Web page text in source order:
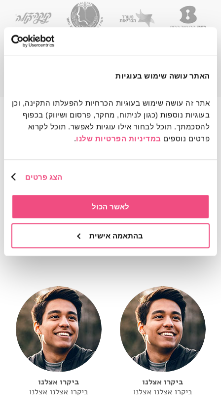
האתר עושה שימוש בעוגיות
פרטים נוספים במדיניות הפרטיות שלנו.
הצג פרטים
לאשר הכול
בהתאמה אישית
הצוות שלנו
ביקרו אצלנו
ביקרו אצלנו אצלנו
ביקרו אצלנו
ביקרו אצלנו אצלנו
ביקרו אצלנו
ביקרו אצלנו אצלנו
ביקרו אצלנו
ביקרו אצלנו אצלנו